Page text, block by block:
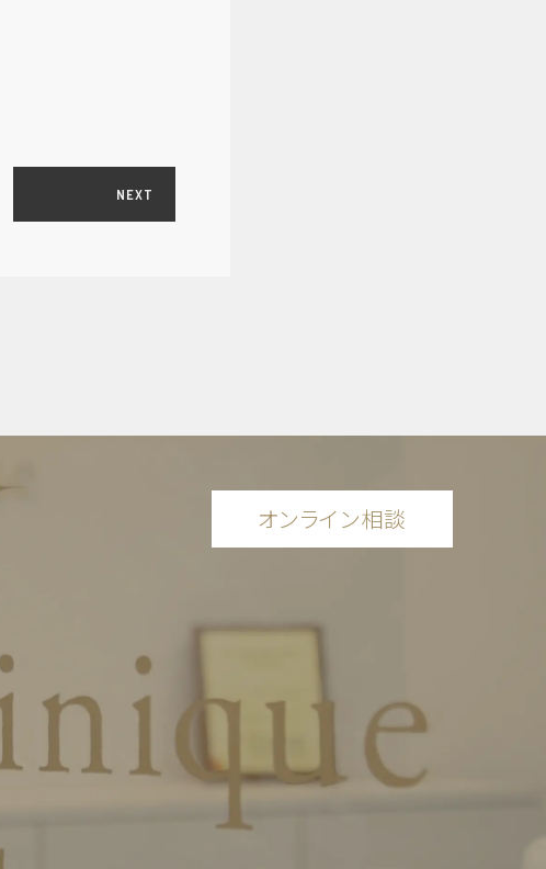
NEXT
オンライン相談